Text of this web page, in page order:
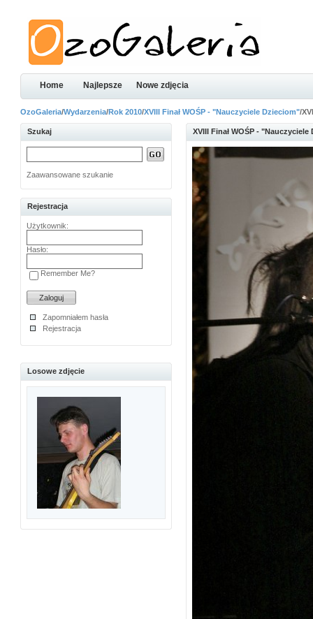
Home Najlepsze Nowe zdjęcia
OzoGaleria/Wydarzenia/Rok 2010/XVIII Finał WOŚP - "Nauczyciele Dzieciom"/
Szukaj
Zaawansowane szukanie
Rejestracja
Użytkownik:
Hasło:
Remember Me?
Zapomniałem hasła
Rejestracja
Losowe zdjęcie
XVIII Finał WOŚP -